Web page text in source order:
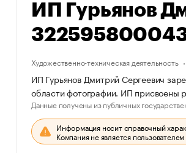
ИП Гурьянов
Художественно-техническая деятельность
ИП Гурьянов Дмитрий Сергеевич
области фотографии. ИП
Данные получены из публичных
Информация носит справочный
Компания не является